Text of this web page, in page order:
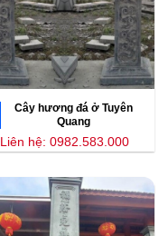
Cây hương đá ở Tuyên
Quang
Liên hệ: 0982.583.000